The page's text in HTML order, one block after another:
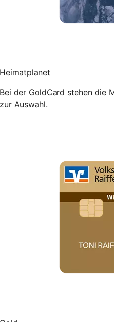
Heimatplanet
Bei der GoldCard stehen die
zur Auswahl.